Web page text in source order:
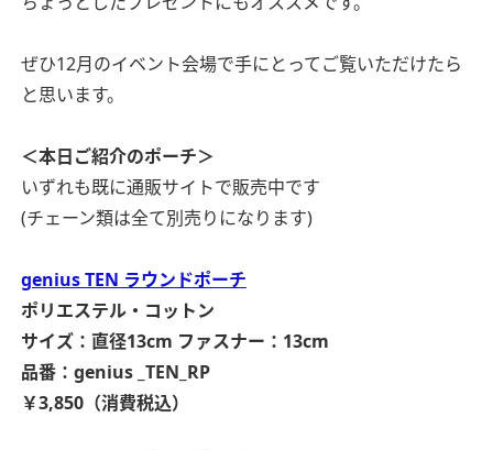
ぜひ12月のイベント会場で手にとってご覧いただけたら
と思います。
＜本日ご紹介のポーチ＞
いずれも既に通販サイトで販売中です
(チェーン類は全て別売りになります)
genius TEN ラウンドポーチ
ポリエステル・コットン
サイズ：直径13cm ファスナー：13cm
品番：genius _TEN_RP
￥3,850（消費税込）